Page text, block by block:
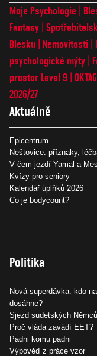
Moje Psychologie
Fantasy
Blesku
Nemovitosti
psychologické mýty
prostor Level 9
2026/27
Aktuálně
Epicentrum
Neštovice: příznaky,
V čem jezdí Yamal a
Kvízy pro seniory
Kalendář úplňků 2026
Co je bodycount?
Politika
Nová superdávka: kdo
dosáhne?
Sjezd sudetských Němců
Proč vláda zavádí EET?
Padni komu padni
Výpověď z práce vzor